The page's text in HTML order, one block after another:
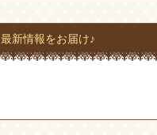
最新情報をお届け♪